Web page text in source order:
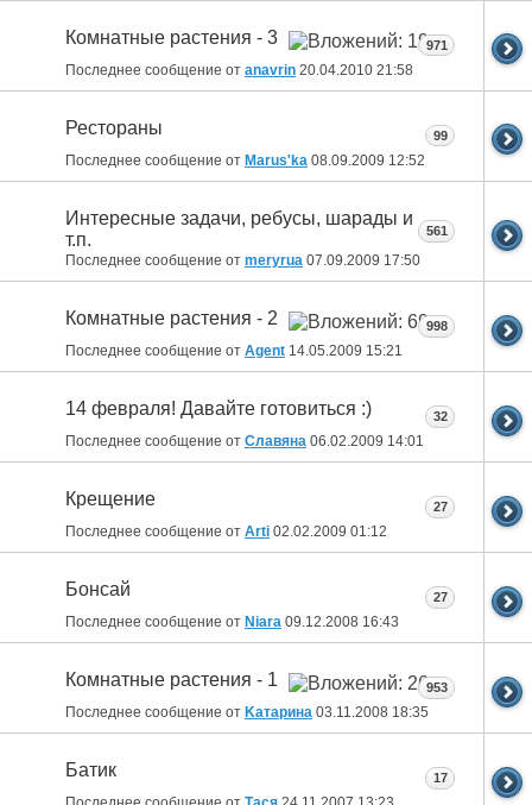
Комнатные растения - 3
Последнее сообщение от anavrin 20.04.2010 21:58
971
Рестораны
Последнее сообщение от Marus'ka 08.09.2009 12:52
99
Интересные задачи, ребусы, шарады и
т.п.
Последнее сообщение от meryrua 07.09.2009 17:50
561
Комнатные растения - 2
Последнее сообщение от Agent 14.05.2009 15:21
998
14 февраля! Давайте готовиться :)
Последнее сообщение от Славяна 06.02.2009 14:01
32
Крещение
Последнее сообщение от Arti 02.02.2009 01:12
27
Бонсай
Последнее сообщение от Niara 09.12.2008 16:43
27
Комнатные растения - 1
Последнее сообщение от Kатарина 03.11.2008 18:35
953
Батик 17